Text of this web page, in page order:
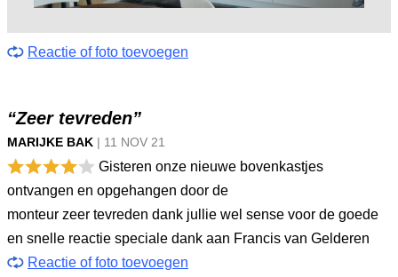
Reactie of foto toevoegen
“Zeer tevreden”
MARIJKE BAK | 11 NOV 21
Gisteren onze nieuwe bovenkastjes
ontvangen en opgehangen door de
monteur zeer tevreden dank jullie wel sense voor de goede
en snelle reactie speciale dank aan Francis van Gelderen
Reactie of foto toevoegen